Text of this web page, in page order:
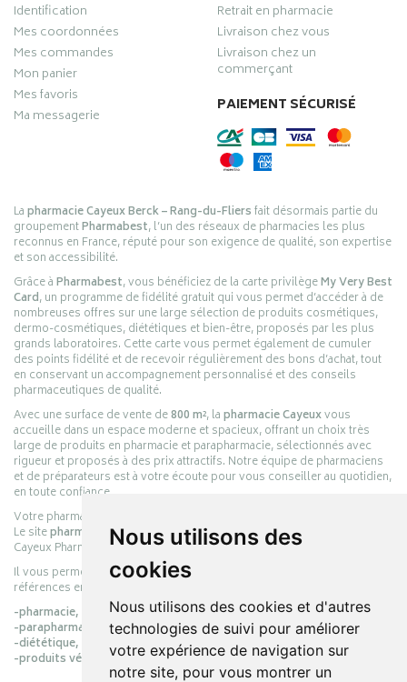
Nous utilisons des
cookies
Nous utilisons des cookies et d'autres
technologies de suivi pour améliorer
votre expérience de navigation sur
notre site, pour vous montrer un
Identification
Mes coordonnées
Mes commandes
Mon panier
Mes favoris
Ma messagerie
Retrait en pharmacie
Livraison chez vous
Livraison chez un
commerçant
PAIEMENT SÉCURISÉ
Lapharmacie Cayeux Berck – Rang-du-Fliersfait désormais partie du
groupementPharmabest, l’un des réseaux de pharmacies les plus
reconnus en France, réputé pour son exigence de qualité, son expertise
et son accessibilité.
Grâce àPharmabest, vous bénéficiez de la carte privilègeMy Very Best
Card, un programme de fidélité gratuit qui vous permet d’accéder à de
nombreuses offres sur une large sélection de produits cosmétiques,
dermo-cosmétiques, diététiques et bien-être, proposés par les plus
grands laboratoires. Cette carte vous permet également de cumuler
des points fidélité et de recevoir régulièrement des bons d’achat, tout
en conservant un accompagnement personnalisé et des conseils
pharmaceutiques de qualité.
Avec une surface de vente de800 m², lapharmacie Cayeuxvous
accueille dans un espace moderne et spacieux, offrant un choix très
large de produits en pharmacie et parapharmacie, sélectionnés avec
rigueur et proposés à des prix attractifs. Notre équipe de pharmaciens
et de préparateurs est à votre écoute pour vous conseiller au quotidien,
en toute confiance.
Votre pharmacie en ligne :
Le sitepharmacie-cayeux.frest le prolongement digital de la pharmacie
Cayeux Pharmabest Berck-sur-Mer – Rang-du-Fliers.
Il vous permet de réaliser vos achats en ligne parmi des milliers de
références en :
-pharmacie,
-parapharmacie,
-diététique,
-produits vétérinaires.